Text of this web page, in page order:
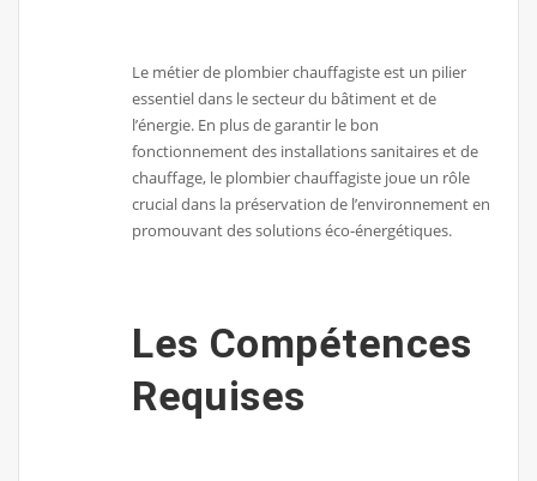
Le métier de plombier chauffagiste est un pilier
essentiel dans le secteur du bâtiment et de
l’énergie. En plus de garantir le bon
fonctionnement des installations sanitaires et de
chauffage, le plombier chauffagiste joue un rôle
crucial dans la préservation de l’environnement en
promouvant des solutions éco-énergétiques.
Les Compétences
Requises